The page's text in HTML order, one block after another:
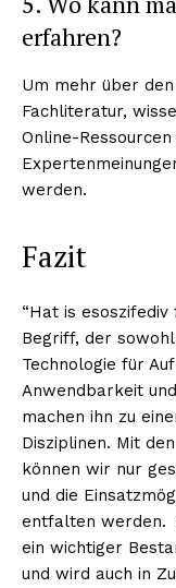
erfahren?
Um mehr über
Fachliteratur,
Online-
werden.
Fazit
“Hat is
Begriff, der
Technologie für
Anwendbarkeit
machen ihn zu
Disziplinen. Mit
können wir nur
und die
entfalten werden.
ein wichtiger
und wird auch in